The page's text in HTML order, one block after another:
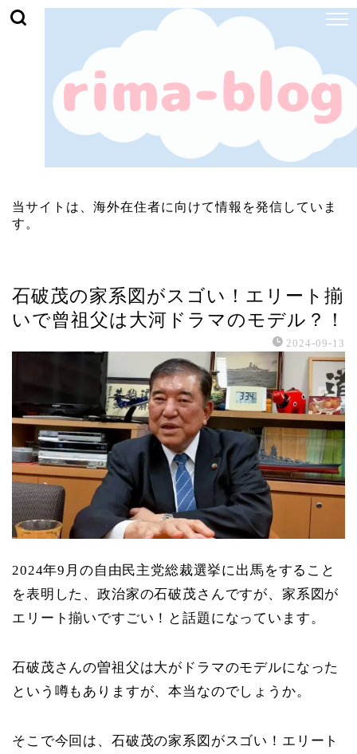
当サイトは、海外在住者に向けて情報を発信していま
す。
石破茂の家系図がスゴい！エリート揃
いで曾祖父は大河ドラマのモデル？！
2024-09-13
2024年9月の自由民主党総裁選挙に出馬をすること
を表明した、政治家の石破茂さんですが、家系図が
エリート揃いですごい！と話題になっています。
石破茂さんの曽祖父は大がドラマのモデルになった
という噂もありますが、本当なのでしょうか。
そこで今回は、石破茂の家系図がスゴい！エリート